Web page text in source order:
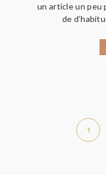
un article un peu
de
1